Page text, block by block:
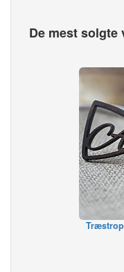
De mest solgte